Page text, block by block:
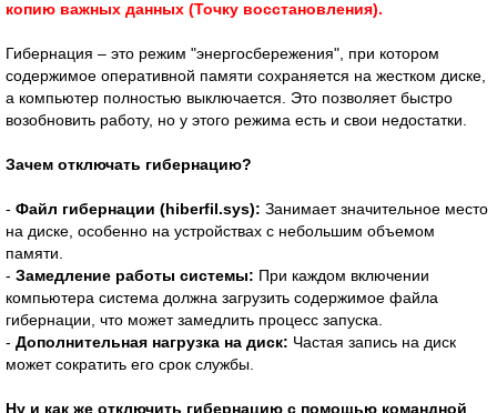
копию важных данных (Точку восстановления).
Гибернация – это режим "энергосбережения", при котором
содержимое оперативной памяти сохраняется на жестком диске,
а компьютер полностью выключается. Это позволяет быстро
возобновить работу, но у этого режима есть и свои недостатки.
Зачем отключать гибернацию?
- Файл гибернации (hiberfil.sys): Занимает значительное место
на диске, особенно на устройствах с небольшим объемом
памяти.
- Замедление работы системы: При каждом включении
компьютера система должна загрузить содержимое файла
гибернации, что может замедлить процесс запуска.
- Дополнительная нагрузка на диск: Частая запись на диск
может сократить его срок службы.
Ну и как же отключить гибернацию с помощью командной